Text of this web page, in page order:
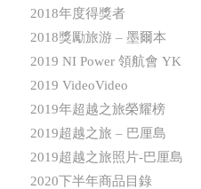
2018年度得獎者
2018獎勵旅游 – 墨爾本
2019 NI Power 領航會 YK
2019 VideoVideo
2019年超越之旅榮耀榜
2019超越之旅 – 巴厘島
2019超越之旅照片-巴厘島
2020下半年商品目錄